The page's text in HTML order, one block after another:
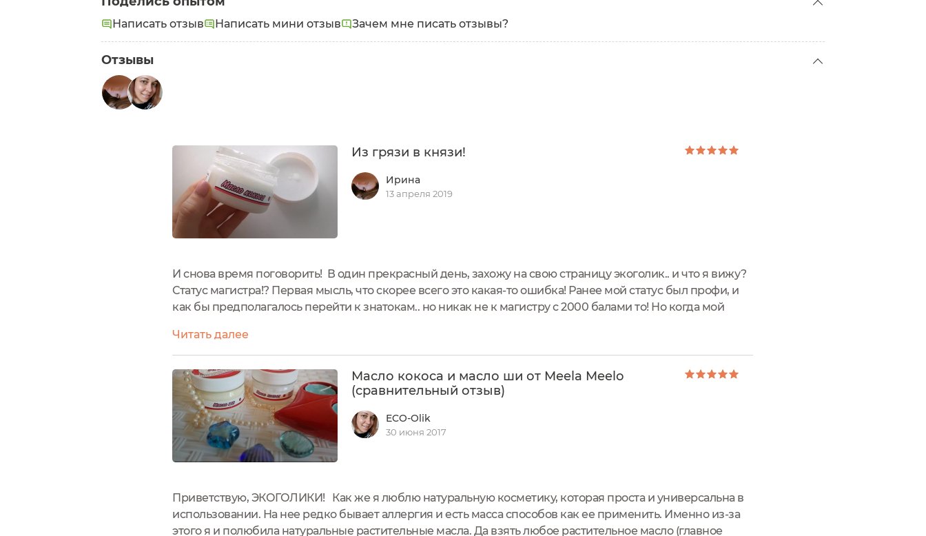
Написать отзыв Написать мини отзыв Зачем мне писать отзывы?
Отзывы
Из грязи в князи!
Ирина
13 апреля 2019
И снова время поговорить! В один прекрасный день, захожу на свою страницу экоголик.. и что я вижу?
Статус магистра!? Первая мысль, что скорее всего это какая-то ошибка! Ранее мой статус был профи, и
как бы предполагалось перейти к знатокам.. но никак не к магистру с 2000 балами то! Но когда мой
думала,...
Читать далее
Масло кокоса и масло ши от Meela Meelo
(сравнительный отзыв)
ECO-Olik
30 июня 2017
Приветствую, ЭКОГОЛИКИ! Как же я люблю натуральную косметику, которая проста и универсальна в
использовании. На нее редко бывает аллергия и есть масса способов как ее применить. Именно из-за
этого я и полюбила натуральные растительные масла. Да взять любое растительное масло (главное